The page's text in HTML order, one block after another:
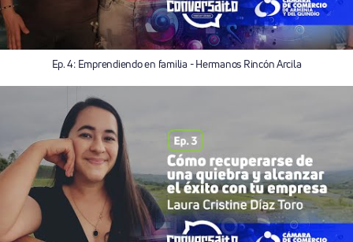
Ep. 4: Emprendiendo en familia - Hermanos Rincón Arcila